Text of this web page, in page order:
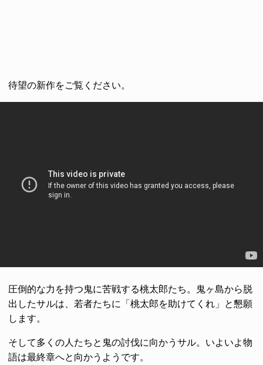
待望の新作をご覧ください。
圧倒的な力を持つ鬼に苦戦する桃太郎たち。鬼ヶ島から脱
出したサルは、若者たちに「桃太郎を助けてくれ」と懇願
します。
そして多くの人たちと鬼の討伐に向かうサル。いよいよ物
語は最終章へと向かうようです。